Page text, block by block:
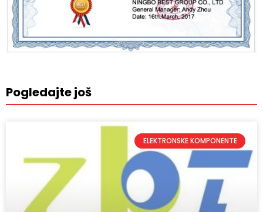
Pogledajte još
ELEKTRONSKE KOMPONENTE